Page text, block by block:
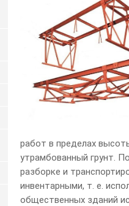
работ в пределах
утрамбованный грунт.
разборке и
инвентарными, т. е.
общественных зданий